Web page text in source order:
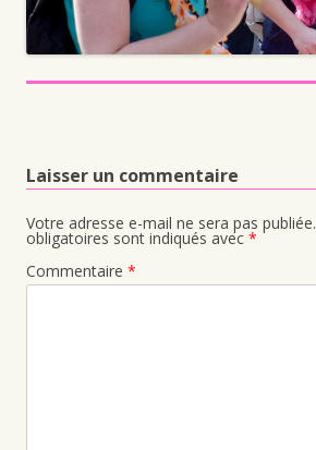
Laisser un commentaire
Votre adresse e-mail ne sera pas publiée.
obligatoires sont indiqués avec *
Commentaire *